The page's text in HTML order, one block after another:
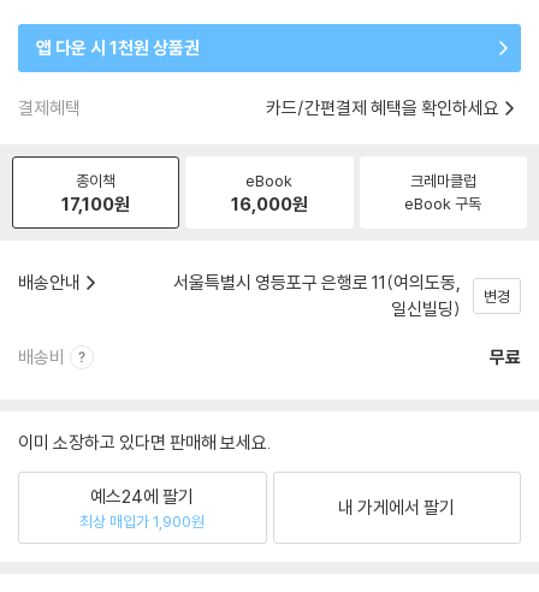
앱 다운 시 1천원 상품권
결제혜택 카드/간편결제 혜택을 확인하세요
종이책
17,100원
eBook
16,000원
크레마클럽
eBook 구독
배송안내
서울특별시 영등포구 은행로 11(여의도동,
일신빌딩)
변경
배송비 무료
이미 소장하고 있다면 판매해 보세요.
예스24에 팔기
최상 매입가 1,900원
내 가게에서 팔기